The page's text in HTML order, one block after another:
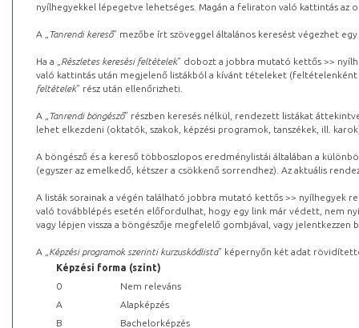
nyílhegyekkel lépegetve lehetséges. Magán a feliraton való kattintás az
A „ Tanrendi kereső” mezőbe írt szöveggel általános keresést végezhet
Ha a „ Részletes keresési feltételek” dobozt a jobbra mutató kettős >>
való kattintás után megjelenő listákból a kívánt tételeket (feltételenként
feltételek” rész után ellenőrizheti.
A „ Tanrendi böngésző” részben keresés nélkül, rendezett listákat
lehet elkezdeni (oktatók, szakok, képzési programok, tanszékek, ill.
A böngésző és a kereső többoszlopos eredménylistái általában a
(egyszer az emelkedő, kétszer a csökkenő sorrendhez). Az aktuális
A listák sorainak a végén található jobbra mutató kettős >> nyílhegyek
való továbblépés esetén előfordulhat, hogy egy link már védett, nem
vagy lépjen vissza a böngészője megfelelő gombjával, vagy
A „ Képzési programok szerinti kurzuskódlista” képernyőn két adat
Képzési forma (szint)
0
Nem releváns
A
Alapképzés
B
Bachelorképzés